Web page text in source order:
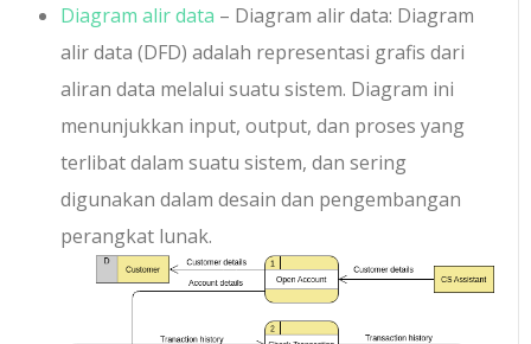
Diagram alir data – Diagram alir data: Diagram
alir data (DFD) adalah representasi grafis dari
aliran data melalui suatu sistem. Diagram ini
menunjukkan input, output, dan proses yang
terlibat dalam suatu sistem, dan sering
digunakan dalam desain dan pengembangan
perangkat lunak.